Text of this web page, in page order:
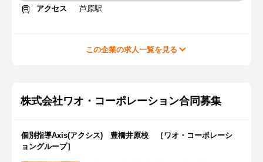
アクセス
芦原駅
この企業の求人一覧を見る
株式会社ワオ・コーポレーション合同募集
個別指導Axis(アクシス) 豊橋井原校 ［ワオ・コーポレーシ
ョングループ］